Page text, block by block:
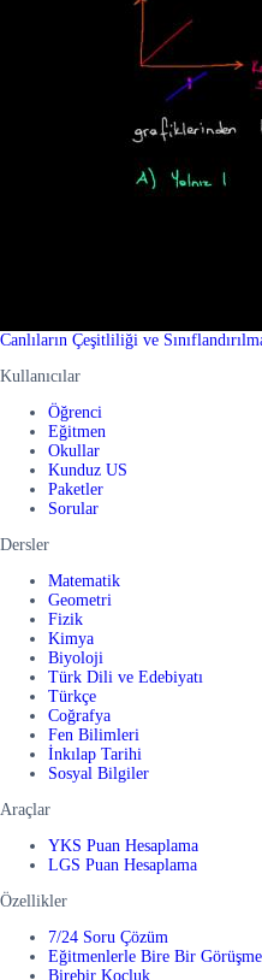
Canlıların Çeşitliliği ve
Kullanıcılar
Öğrenci
Eğitmen
Okullar
Kunduz US
Paketler
Sorular
Dersler
Matematik
Geometri
Fizik
Kimya
Biyoloji
Türk Dili ve Edebiyatı
Türkçe
Coğrafya
Fen Bilimleri
İnkılap Tarihi
Sosyal Bilgiler
Araçlar
YKS Puan Hesaplama
LGS Puan Hesaplama
Özellikler
7/24 Soru Çözüm
Eğitmenlerle Bire Bir Görüşme
Birebir Koçluk